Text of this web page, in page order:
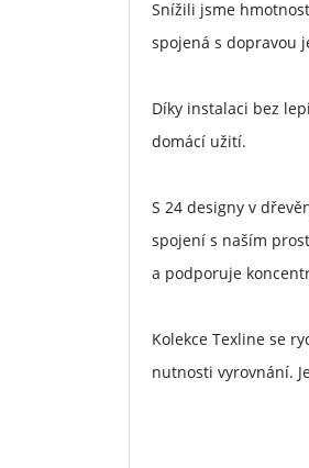
Snížili jsme
spojená s dopravou
Díky instalaci bez
domácí užití.
S 24 designy v
spojení s naším
a podporuje
Kolekce Texline se
nutnosti vyrovnání.